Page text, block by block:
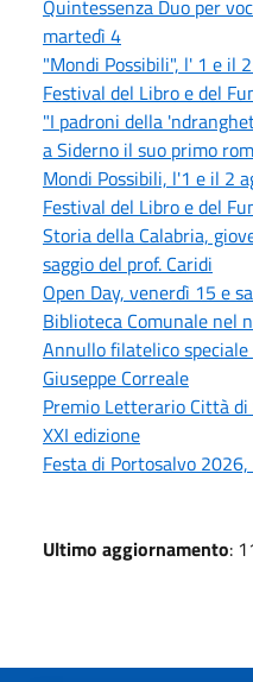
Quintessenza Duo per
martedì 4
"Mondi Possibili", l' 1 e il
Festival del Libro e del
"I padroni della
a Siderno il suo primo
Mondi Possibili, l'1 e il 2
Festival del Libro e del
Storia della Calabria,
saggio del prof. Caridi
Open Day, venerdì 15 e
Biblioteca Comunale nel
Annullo filatelico
Giuseppe Correale
Premio Letterario Città
XXI edizione
Festa di Portosalvo
Ultimo aggiornamento: